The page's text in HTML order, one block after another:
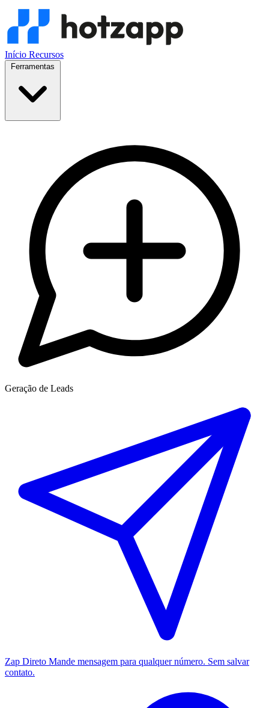
Início Recursos
Geração de Leads
Zap Direto Mande mensagem para qualquer número. Sem salvar
contato.